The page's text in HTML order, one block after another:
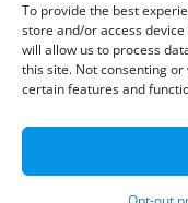
To provide the best
store and/or access
will allow us to process
this site. Not consenting
certain features and